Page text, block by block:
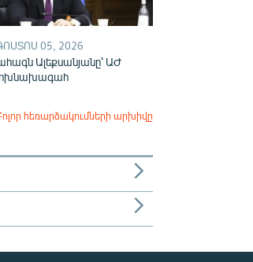
05, 2026
Ալեքսանյանը՝ ԱԺ
հեռարձակումների արխիվը